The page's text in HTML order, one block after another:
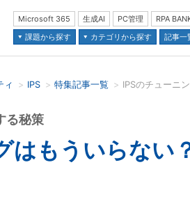
Microsoft 365 生成AI PC管理
RPA
課題から探す
カテゴリから探す 記事一
ィ IPS 特集記事一覧
はもういらな
る秘策